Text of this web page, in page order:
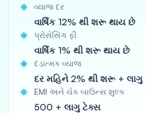
વ્યાજ દર
વાર્ષિક 12% થી શરૂ થાય છે
પ્રોસેસિંગ ફી
વાર્ષિક 1% થી શરૂ થાય છે
દંડાત્મક વ્યાજ
દર મહિને 2% થી શરૂ + લાગુ
EMI અને ચેક બાઉન્સ શુલ્ક
500 + લાગુ ટેક્સ